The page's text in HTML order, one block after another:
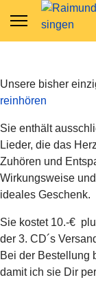
Unsere bisher
reinhören
Sie enthält
Lieder, die das
Zuhören und
Wirkungsweise
ideales Geschenk.
Sie kostet 10.-€
der 3. CD´s
Bei der Bestellung
damit ich sie Dir